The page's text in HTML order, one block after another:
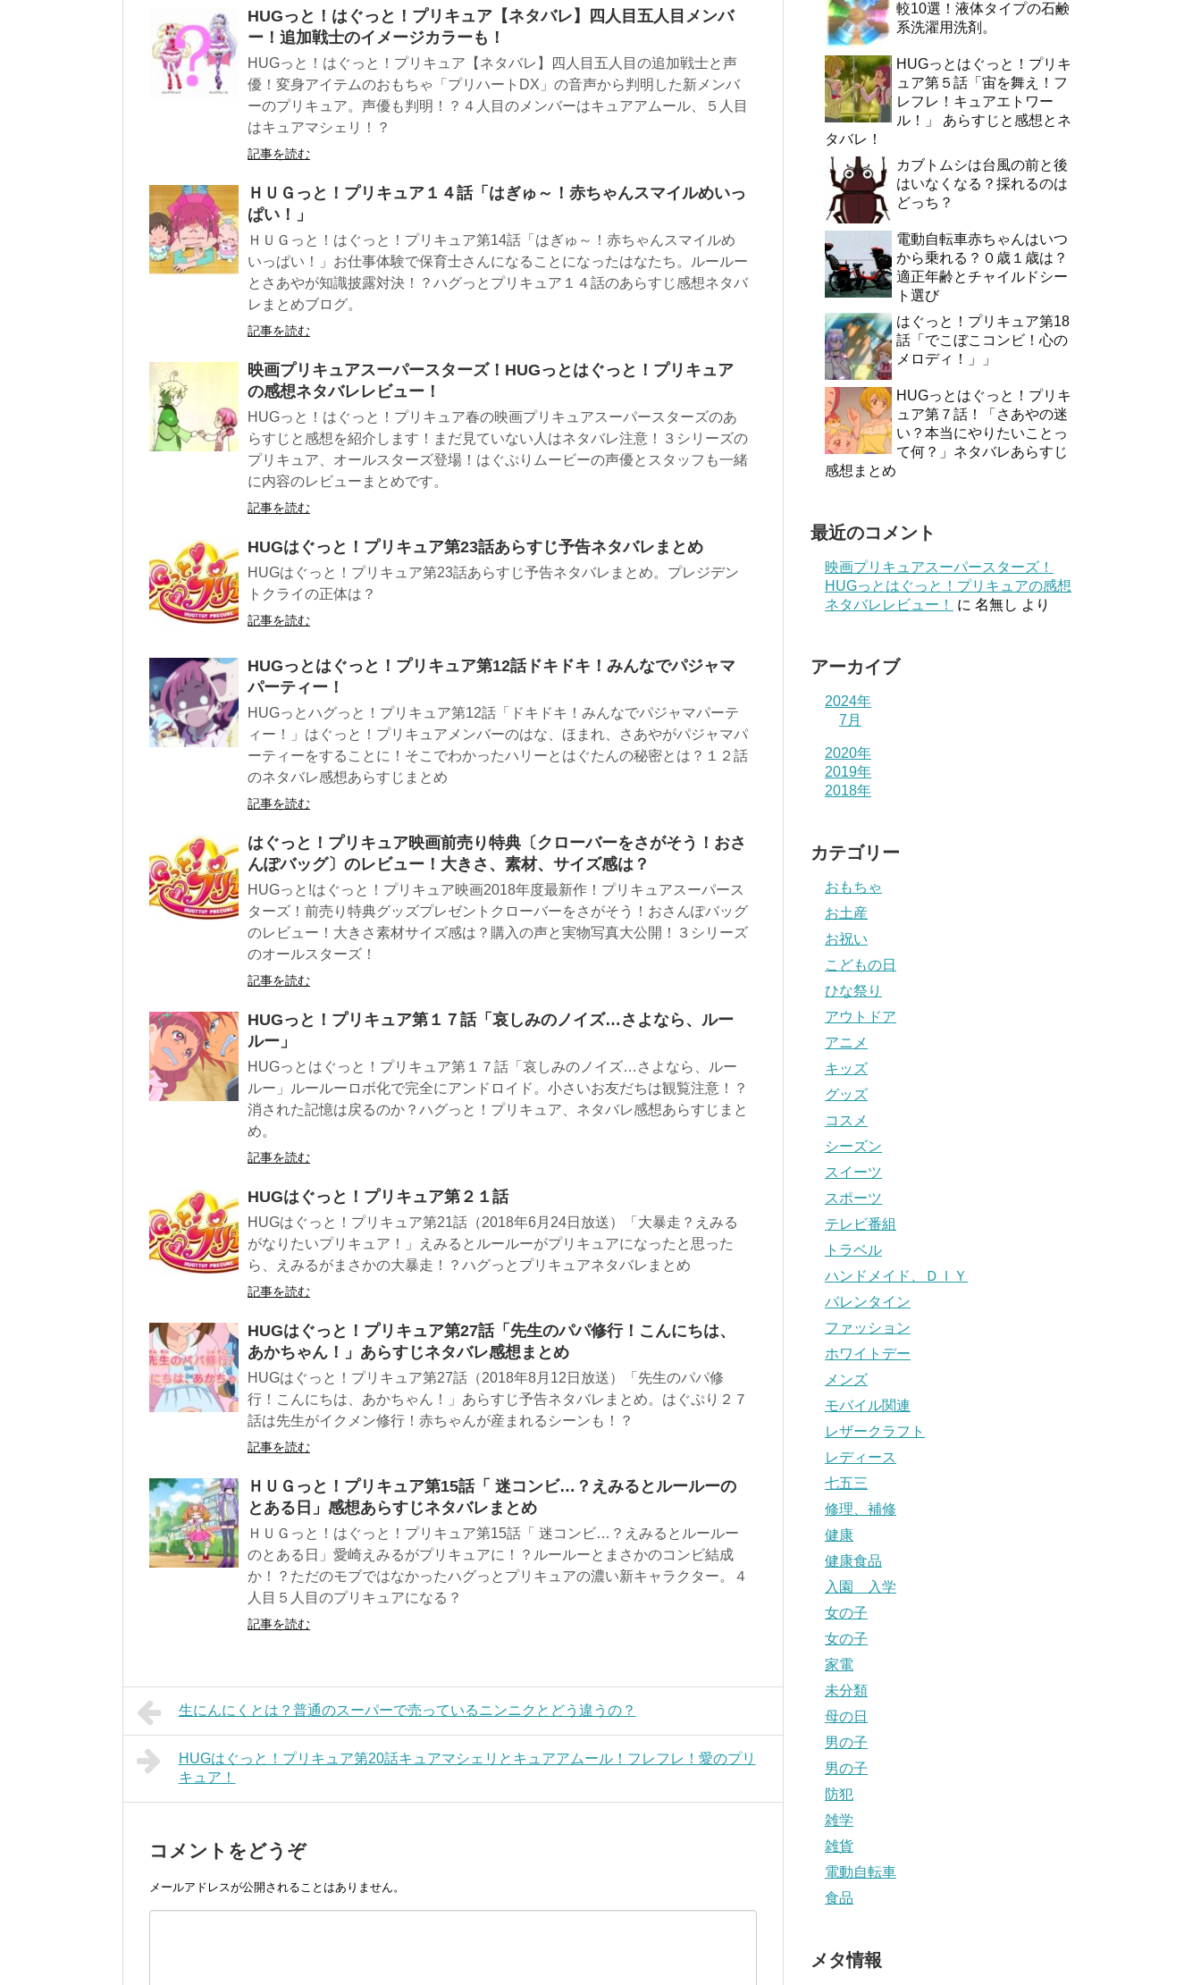
HUGっと！はぐっと！プリキュア【ネタバレ】四人目五人目メンバ
ー！追加戦士のイメージカラーも！
HUGっと！はぐっと！プリキュア【ネタバレ】四人目五人目の追加戦士と声
優！変身アイテムのおもちゃ「プリハートDX」の音声から判明した新メンバ
ーのプリキュア。声優も判明！？４人目のメンバーはキュアアムール、５人目
はキュアマシェリ！？
記事を読む
ＨＵＧっと！プリキュア１４話「はぎゅ～！赤ちゃんスマイルめいっ
ぱい！」
ＨＵＧっと！はぐっと！プリキュア第14話「はぎゅ～！赤ちゃんスマイルめ
いっぱい！」お仕事体験で保育士さんになることになったはなたち。ルールー
とさあやが知識披露対決！？ハグっとプリキュア１４話のあらすじ感想ネタバ
レまとめブログ。
記事を読む
映画プリキュアスーパースターズ！HUGっとはぐっと！プリキュア
の感想ネタバレレビュー！
HUGっと！はぐっと！プリキュア春の映画プリキュアスーパースターズのあ
らすじと感想を紹介します！まだ見ていない人はネタバレ注意！３シリーズの
プリキュア、オールスターズ登場！はぐぷりムービーの声優とスタッフも一緒
に内容のレビューまとめです。
記事を読む
HUGはぐっと！プリキュア第23話あらすじ予告ネタバレまとめ
HUGはぐっと！プリキュア第23話あらすじ予告ネタバレまとめ。プレジデン
トクライの正体は？
記事を読む
HUGっとはぐっと！プリキュア第12話ドキドキ！みんなでパジャマ
パーティー！
HUGっとハグっと！プリキュア第12話「ドキドキ！みんなでパジャマパーテ
ィー！」はぐっと！プリキュアメンバーのはな、ほまれ、さあやがパジャマパ
ーティーをすることに！そこでわかったハリーとはぐたんの秘密とは？１２話
のネタバレ感想あらすじまとめ
記事を読む
はぐっと！プリキュア映画前売り特典〔クローバーをさがそう！おさ
んぽバッグ〕のレビュー！大きさ、素材、サイズ感は？
HUGっと!はぐっと！プリキュア映画2018年度最新作！プリキュアスーパース
ターズ！前売り特典グッズプレゼントクローバーをさがそう！おさんぽバッグ
のレビュー！大きさ素材サイズ感は？購入の声と実物写真大公開！３シリーズ
のオールスターズ！
記事を読む
HUGっと！プリキュア第１７話「哀しみのノイズ…さよなら、ルー
ルー」
HUGっとはぐっと！プリキュア第１７話「哀しみのノイズ…さよなら、ルー
ルー」ルールーロボ化で完全にアンドロイド。小さいお友だちは観覧注意！？
消された記憶は戻るのか？ハグっと！プリキュア、ネタバレ感想あらすじまと
め。
記事を読む
HUGはぐっと！プリキュア第２１話
HUGはぐっと！プリキュア第21話（2018年6月24日放送）「大暴走？えみる
がなりたいプリキュア！」えみるとルールーがプリキュアになったと思った
ら、えみるがまさかの大暴走！？ハグっとプリキュアネタバレまとめ
記事を読む
HUGはぐっと！プリキュア第27話「先生のパパ修行！こんにちは、
あかちゃん！」あらすじネタバレ感想まとめ
HUGはぐっと！プリキュア第27話（2018年8月12日放送）「先生のパパ修
行！こんにちは、あかちゃん！」あらすじ予告ネタバレまとめ。はぐぷり２７
話は先生がイクメン修行！赤ちゃんが産まれるシーンも！？
記事を読む
ＨＵＧっと！プリキュア第15話「 迷コンビ…？えみるとルールーの
とある日」感想あらすじネタバレまとめ
ＨＵＧっと！はぐっと！プリキュア第15話「 迷コンビ…？えみるとルールー
のとある日」愛崎えみるがプリキュアに！？ルールーとまさかのコンビ結成
か！？ただのモブではなかったハグっとプリキュアの濃い新キャラクター。４
人目５人目のプリキュアになる？
記事を読む
生にんにくとは？普通のスーパーで売っているニンニクとどう違うの？
HUGはぐっと！プリキュア第20話キュアマシェリとキュアアムール！フレフレ！愛のプリ
キュア！
コメントをどうぞ
メールアドレスが公開されることはありません。
較10選！液体タイプの石鹸
系洗濯用洗剤。
HUGっとはぐっと！プリキ
ュア第５話「宙を舞え！フ
レフレ！キュアエトワー
ル！」 あらすじと感想とネ
タバレ！
カブトムシは台風の前と後
はいなくなる？採れるのは
どっち？
電動自転車赤ちゃんはいつ
から乗れる？０歳１歳は？
適正年齢とチャイルドシー
ト選び
はぐっと！プリキュア第18
話「でこぼこコンビ！心の
メロディ！」」
HUGっとはぐっと！プリキ
ュア第７話！「さあやの迷
い？本当にやりたいことっ
て何？」ネタバレあらすじ
感想まとめ
最近のコメント
映画プリキュアスーパースターズ！
HUGっとはぐっと！プリキュアの感想
ネタバレレビュー！
に 名無し より
アーカイブ
2024年
7月
2020年
2019年
2018年
カテゴリー
おもちゃ
お土産
お祝い
こどもの日
ひな祭り
アウトドア
アニメ
キッズ
グッズ
コスメ
シーズン
スイーツ
スポーツ
テレビ番組
トラベル
ハンドメイド、ＤＩＹ
バレンタイン
ファッション
ホワイトデー
メンズ
モバイル関連
レザークラフト
レディース
七五三
修理、補修
健康
健康食品
入園 入学
女の子
女の子
家電
未分類
母の日
男の子
男の子
防犯
雑学
雑貨
電動自転車
食品
メタ情報